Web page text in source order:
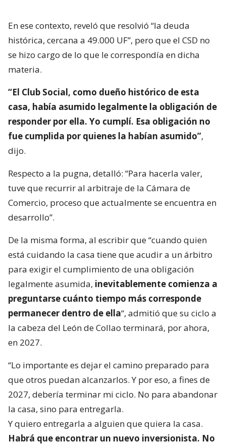
En ese contexto, reveló que resolvió “la deuda
histórica, cercana a 49.000 UF”, pero que el CSD no
se hizo cargo de lo que le correspondía en dicha
materia.
“El Club Social, como dueño histórico de esta
casa, había asumido legalmente la obligación de
responder por ella. Yo cumplí. Esa obligación no
fue cumplida por quienes la habían asumido”,
dijo.
Respecto a la pugna, detalló: “Para hacerla valer,
tuve que recurrir al arbitraje de la Cámara de
Comercio, proceso que actualmente se encuentra en
desarrollo”.
De la misma forma, al escribir que “cuando quien
está cuidando la casa tiene que acudir a un árbitro
para exigir el cumplimiento de una obligación
legalmente asumida, inevitablemente comienza a
preguntarse cuánto tiempo más corresponde
permanecer dentro de ella“, admitió que su ciclo a
la cabeza del León de Collao terminará, por ahora,
en 2027.
“Lo importante es dejar el camino preparado para
que otros puedan alcanzarlos. Y por eso, a fines de
2027, debería terminar mi ciclo. No para abandonar
la casa, sino para entregarla.
Y quiero entregarla a alguien que quiera la casa.
Habrá que encontrar un nuevo inversionista. No